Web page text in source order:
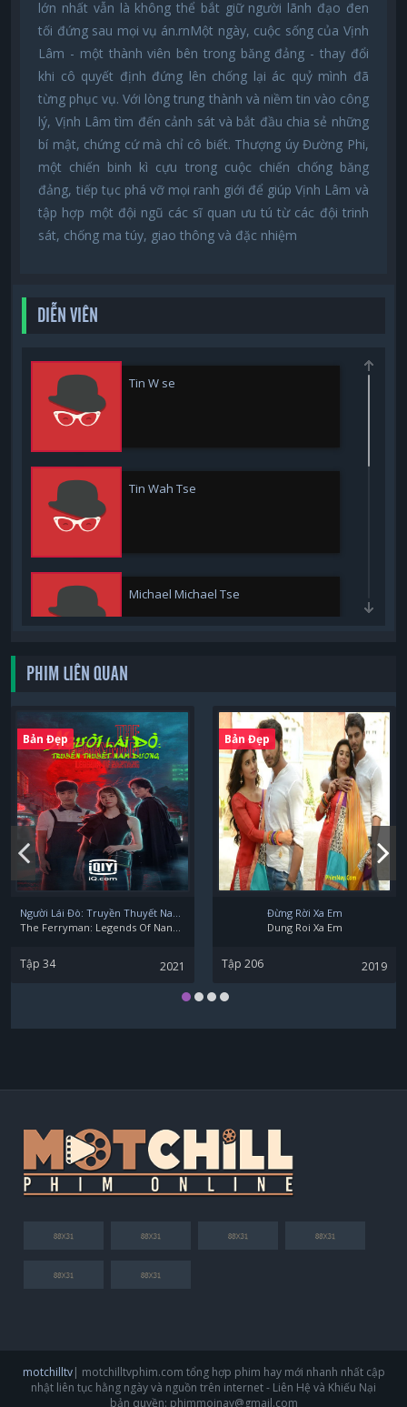
lớn nhất vẫn là không thể bắt giữ người lãnh đạo đen
tối đứng sau mọi vụ án.rnMột ngày, cuộc sống của Vịnh
Lâm - một thành viên bên trong băng đảng - thay đổi
khi cô quyết định đứng lên chống lại ác quỷ mình đã
từng phục vụ. Với lòng trung thành và niềm tin vào công
lý, Vịnh Lâm tìm đến cảnh sát và bắt đầu chia sẻ những
bí mật, chứng cứ mà chỉ cô biết. Thượng úy Đường Phi,
một chiến binh kì cựu trong cuộc chiến chống băng
đảng, tiếp tục phá vỡ mọi ranh giới để giúp Vịnh Lâm và
tập hợp một đội ngũ các sĩ quan ưu tú từ các đội trinh
sát, chống ma túy, giao thông và đặc nhiệm
DIỄN VIÊN
Tin W se
Tin Wah Tse
Michael Michael Tse
Jeana Ho
Ken Hung
PHIM LIÊN QUAN
Bản Đẹp
Tập 34 2021
Bản Đẹp
Đừng Rời Xa Em
Dung Roi Xa Em
Tập 206 2019
motchilltv| motchilltvphim.com tổng hợp phim hay mới nhanh nhất cập
nhật liên tục hằng ngày và nguồn trên internet - Liên Hệ và Khiếu Nại
bản quyền: phimmoinay@gmail.com